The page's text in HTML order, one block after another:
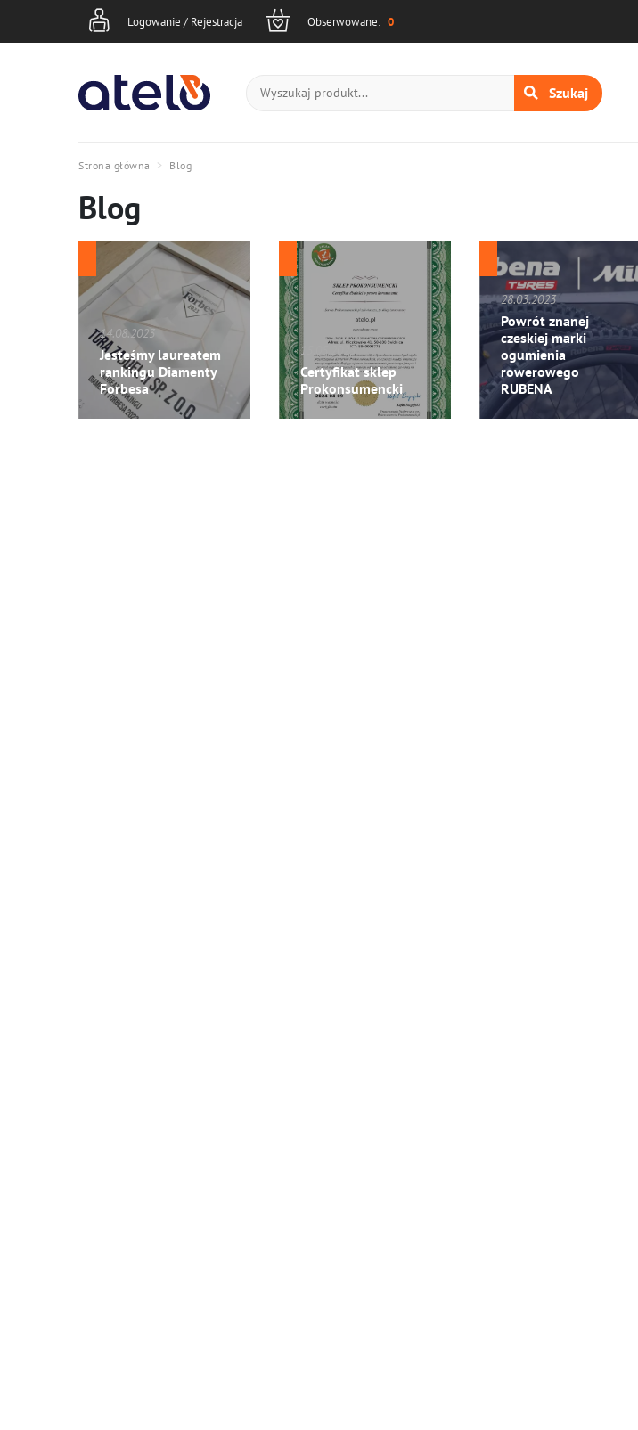
Logowanie
Logowanie / Rejestracja
Obserwowane Obserwowane: 0
Koszyk
Szukaj
Strona główna Blog
Blog
14.08.2023
Jesteśmy laureatem
rankingu Diamenty
Forbesa
15.05.2023
Certyfikat sklep
Prokonsumencki
28.03.2023
Powrót znanej
czeskiej marki
ogumienia
rowerowego
RUBENA